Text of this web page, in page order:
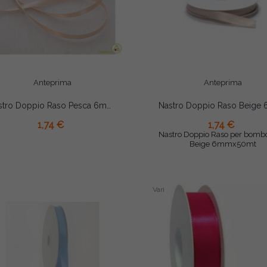
Anteprima
1,74 €
AGGIUNGI AL CARRELLO
Anteprima
1,74 €
Nastro Doppio Raso per
Beige 6mmx50mt
AGGIUNGI AL CARRELLO
Vari